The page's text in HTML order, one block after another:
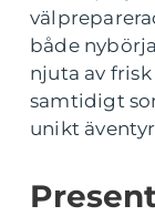
både
njuta av
samtidigt
unikt